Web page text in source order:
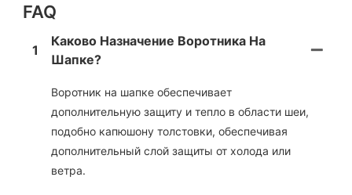
FAQ
1
Каково Назначение Воротника На
Шапке?
Воротник на шапке обеспечивает
дополнительную защиту и тепло в области шеи,
подобно капюшону толстовки, обеспечивая
дополнительный слой защиты от холода или
ветра.